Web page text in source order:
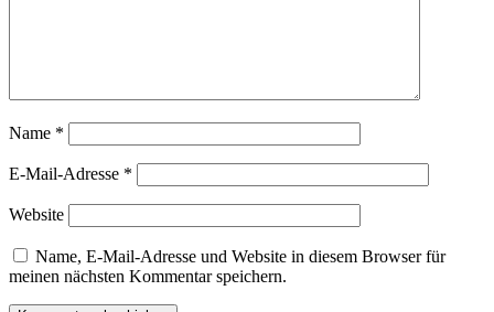
Name *
E-Mail-Adresse *
Website
Name, E-Mail-Adresse und Website in diesem Browser für
meinen nächsten Kommentar speichern.